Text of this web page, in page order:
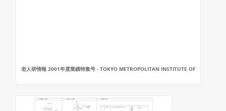
老人研情報 2001年度業績特集号 - TOKYO METROPOLITAN INSTITUTE OF